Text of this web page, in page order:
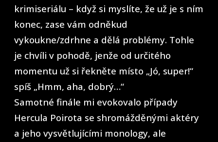
krimiseriálu – když si myslíte, že už je s ním
konec, zase vám odněkud
vykoukne/zdrhne a dělá problémy. Tohle
je chvíli v pohodě, jenže od určitého
momentu už si řekněte místo „Jó, super!“
spíš „Hmm, aha, dobrý…“
Samotné finále mi evokovalo případy
Hercula Poirota se shromážděnými aktéry
a jeho vysvětlujícími monology, ale